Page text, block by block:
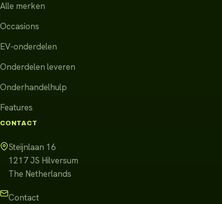
Alle merken
Occasions
EV-onderdelen
Onderdelen leveren
Onderhandelhulp
Features
CONTACT
Steijnlaan 16
1217 JS Hilversum
The Netherlands
Contact